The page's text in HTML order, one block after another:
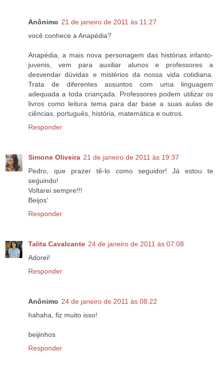
Anônimo 21 de janeiro de 2011 às 11:27
você conhece a Anapédia?
Anapédia, a mais nova personagem das histórias infanto-
juvenis, vem para auxiliar alunos e professores a
desvendar dúvidas e mistérios da nossa vida cotidiana.
Trata de diferentes assuntos com uma linguagem
adequada a toda criançada. Professores podem utilizar os
livros como leitura tema para dar base a suas aulas de
ciências, português, história, matemática e outros.
Responder
Simone Oliveira 21 de janeiro de 2011 às 19:37
Pedro, que prazer tê-lo como seguidor! Já estou te
seguindo!
Voltarei sempre!!!
Beijos'
Responder
Talita Cavalcante 24 de janeiro de 2011 às 07:08
Adorei!
Responder
Anônimo 24 de janeiro de 2011 às 08:22
hahaha, fiz muito isso!
beijinhos
Responder